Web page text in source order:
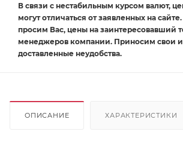
В связи с нестабильным курсом валют,
могут отличаться от заявленных на
просим Вас, цены на заинтересовавший
менеджеров компании. Приносим свои
доставленные неудобства.
ОПИСАНИЕ ХАРАКТЕРИСТИКИ